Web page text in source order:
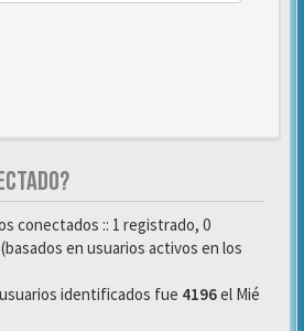
conectados :: 1 registrado, 0
en usuarios activos en los
identificados fue 4196el Mié